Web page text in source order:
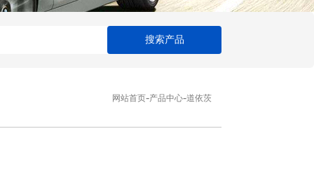
搜索产品
网站首页-产品中心-道依茨